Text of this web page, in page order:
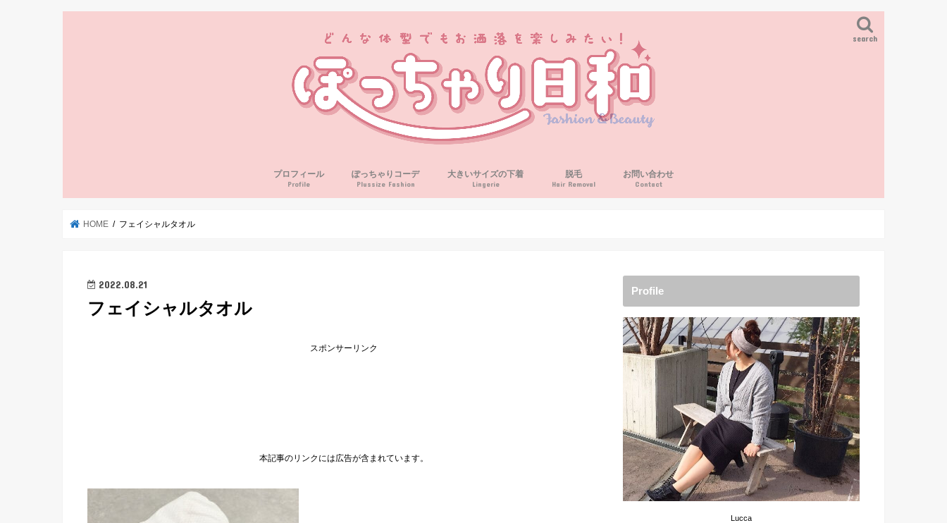
search
プロフィール
Profile
ぽっちゃりコーデ
Plussize Fashion
大きいサイズの下着
Lingerie
脱毛
Hair Removal
お問い合わせ
Contact
HOME フェイシャルタオル
2022.08.21
フェイシャルタオル
スポンサーリンク
本記事のリンクには広告が含まれています。
Profile
Lucca